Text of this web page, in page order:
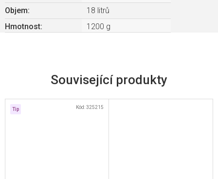
Související produkty
Tip Kód:325215
Objem:
18 litrů
Hmotnost: 1200 g